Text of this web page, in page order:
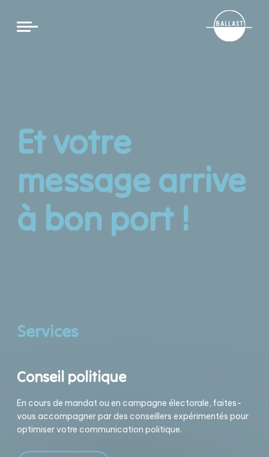
Et votre
message arrive
à bon port !
Services
Conseil politique
En cours de mandat ou en campagne électorale, faites-
vous accompagner par des conseillers expérimentés pour
optimiser votre communication politique.